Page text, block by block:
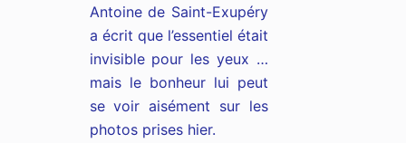
Antoine de Saint-Exupéry
a écrit que l’essentiel était
invisible pour les yeux …
mais le bonheur lui peut
se voir aisément sur les
photos prises hier.